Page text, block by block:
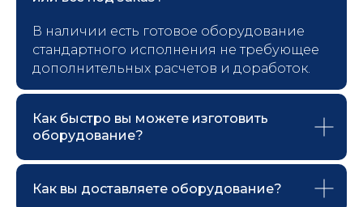
В наличии есть готовое оборудование
стандартного исполнения не требующее
дополнительных расчетов и доработок.
Как быстро вы можете изготовить
оборудование?
Как вы доставляете оборудование?